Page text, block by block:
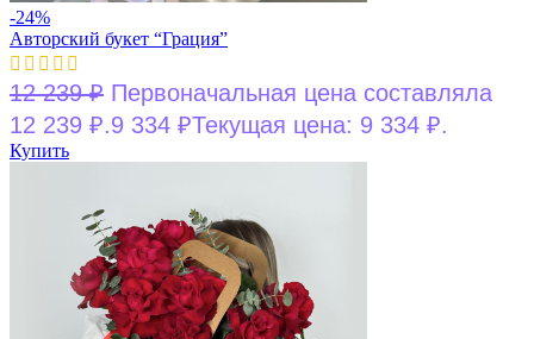
-24%
Авторский букет “Грация”
12 239₽ Первоначальная цена составляла
12 239 ₽.9 334 ₽Текущая цена: 9 334 ₽.
Купить